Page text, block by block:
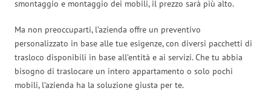
smontaggio e montaggio dei mobili, il prezzo sarà più alto.
Ma non preoccuparti, l’azienda offre un preventivo
personalizzato in base alle tue esigenze, con diversi pacchetti di
trasloco disponibili in base all’entità e ai servizi. Che tu abbia
bisogno di traslocare un intero appartamento o solo pochi
mobili, l’azienda ha la soluzione giusta per te.